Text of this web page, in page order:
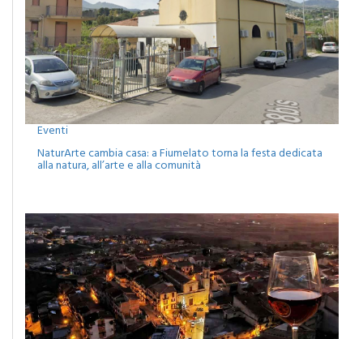
Eventi
NaturArte cambia casa: a Fiumelato torna la festa dedicata
alla natura, all’arte e alla comunità